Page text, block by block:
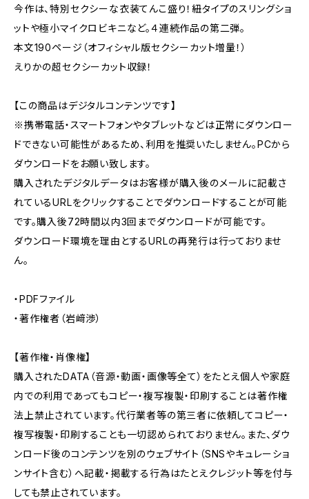
今作は、特別セクシーな衣装てんこ盛り！紐タイプのスリングショ
ットや極小マイクロビキニなど。４連続作品の第二弾。
本文190ページ（オフィシャル版セクシーカット増量！）
えりかの超セクシーカット収録！
【この商品はデジタルコンテンツです】
※携帯電話・スマートフォンやタブレットなどは正常にダウンロー
ドできない可能性があるため、利用を推奨いたしません。PCから
ダウンロードをお願い致します。
購入されたデジタルデータはお客様が購入後のメールに記載さ
れているURLをクリックすることでダウンロードすることが可能
です。購入後72時間以内3回までダウンロードが可能です。
ダウンロード環境を理由とするURLの再発行は行っておりませ
ん。
・PDFファイル
・著作権者（岩﨑渉）
【著作権・肖像権】
購入されたDATA（音源・動画・画像等全て）をたとえ個人や家庭
内での利用であってもコピー・複写複製・印刷することは著作権
法上禁止されています。代行業者等の第三者に依頼してコピー・
複写複製・印刷することも一切認められておりません。また、ダウ
ンロード後のコンテンツを別のウェブサイト（SNSやキュレーショ
ンサイト含む）へ記載・掲載する行為はたとえクレジット等を付与
しても禁止されています。